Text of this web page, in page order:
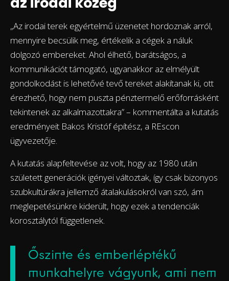
„Az irodai terek egyértelmű üzenetet hordoznak arról,
mennyire becsülik meg, értékelik a cégek a náluk
dolgozó embereket. Ahol élhető, barátságos, a
kommunikációt támogató, ugyanakkor az elmélyült
gondolkodást is lehetővé tevő tereket alakítanak ki, ott
érezhető, hogy nem puszta pénztermelő erőforrásként
tekintenek az alkalmazottakra” – kommentálta a kutatás
eredményeit Bakos Kristóf építész, a REscon
ügyvezetője.
A kutatás alapfeltevése az volt, hogy az 1980 után
született generációk igényei változtak, így csak bizonyos
szubkultúrákra jellemző átalakulásokról van szó, ám
meglepetésünkre kiderült, hogy ezek a tendenciák
korosztálytól függetlenek.
Őszinte és emberléptékű
munkahelyre vágyunk, ami nem